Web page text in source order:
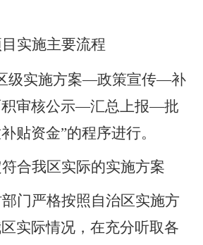
实施主要流程
级实施方案—政策宣传—补
审核公示—汇总上报—批
贴资金”的程序进行。
合我区实际的实施方案
门严格按照自治区实施方
区实际情况，在充分听取各